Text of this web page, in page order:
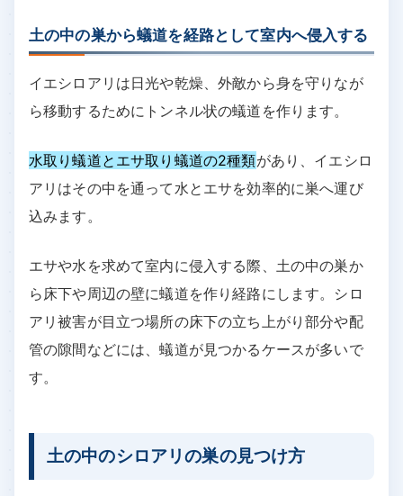
土の中の巣から蟻道を経路として室内へ侵入する
イエシロアリは日光や乾燥、外敵から身を守りなが
ら移動するためにトンネル状の蟻道を作ります。
水取り蟻道とエサ取り蟻道の2種類があり、イエシロ
アリはその中を通って水とエサを効率的に巣へ運び
込みます。
エサや水を求めて室内に侵入する際、土の中の巣か
ら床下や周辺の壁に蟻道を作り経路にします。シロ
アリ被害が目立つ場所の床下の立ち上がり部分や配
管の隙間などには、蟻道が見つかるケースが多いで
す。
土の中のシロアリの巣の見つけ方